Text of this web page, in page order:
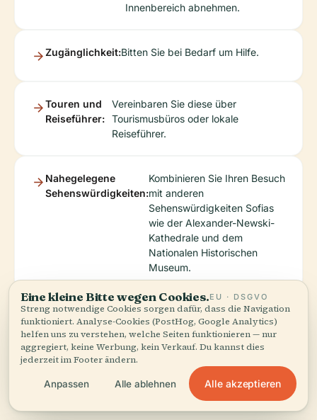
Innenbereich abnehmen.
Zugänglichkeit:Bitten Sie bei Bedarf um Hilfe.
Touren und
Reiseführer:
Vereinbaren Sie diese über
Tourismusbüros oder lokale
Reiseführer.
Nahegelegene
Sehenswürdigkeiten:
Kombinieren Sie Ihren Besuch
mit anderen
Sehenswürdigkeiten Sofias
wie der Alexander-Newski-
Kathedrale und dem
Nationalen Historischen
Museum.
Für zusätzliche lokale Führung und aktuelle
Informationen konsultieren Sievisitsofia.bg, oder
arrangieren Sie Touren über
Eine kleine Bitte wegen Cookies.EU · DSGVO
Streng notwendige Cookies sorgen dafür, dass die Navigation
funktioniert. Analyse-Cookies (PostHog, Google Analytics)
helfen uns zu verstehen, welche Seiten funktionieren — nur
aggregiert, keine Werbung, kein Verkauf. Du kannst dies
jederzeit im Footer ändern.
Anpassen Alle ablehnen Alle akzeptieren